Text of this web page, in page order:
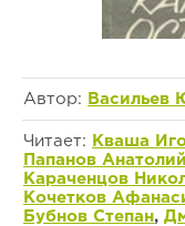
Автор: Васильев
Читает: Кваша
Папанов Анатолий
Караченцов
Кочетков
Бубнов Степан,